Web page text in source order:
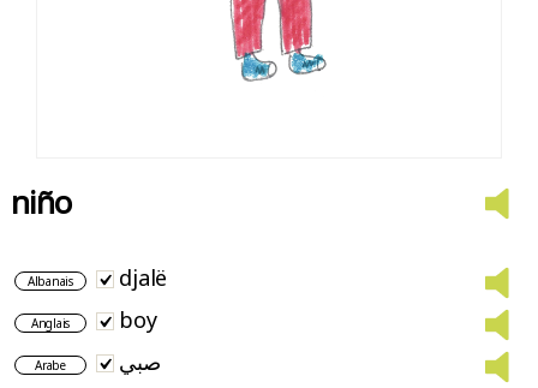
niño
Albanais djalë
Anglais boy
Arabe صبي